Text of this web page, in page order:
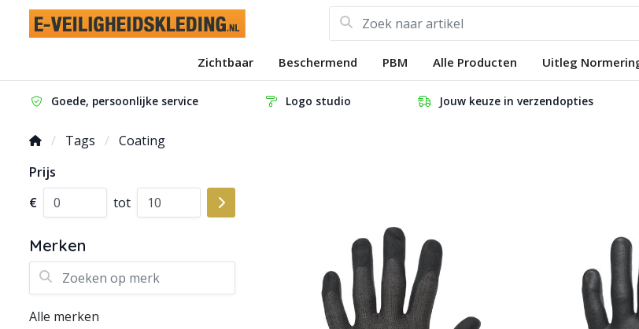
Zichtbaar Beschermend PBM Alle Producten Uitleg
Goede, persoonlijke service Logo studio Jouw keuze in verzendopties
Tags
Coating
Prijs
€
tot
Merken
Zoeken op merk
Alle merken